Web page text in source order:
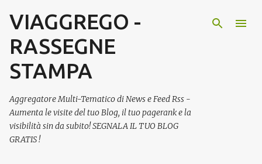
Passa ai contenuti principali
VIAGGREGO -
RASSEGNE
STAMPA
Aggregatore Multi-Tematico di News e Feed Rss -
Aumenta le visite del tuo Blog, il tuo pagerank e la
visibilità sin da subito! SEGNALA IL TUO BLOG
GRATIS !